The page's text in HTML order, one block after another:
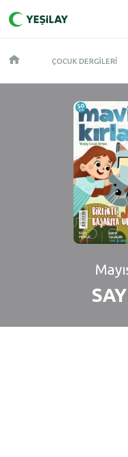
ÇOCUK DERGILERI